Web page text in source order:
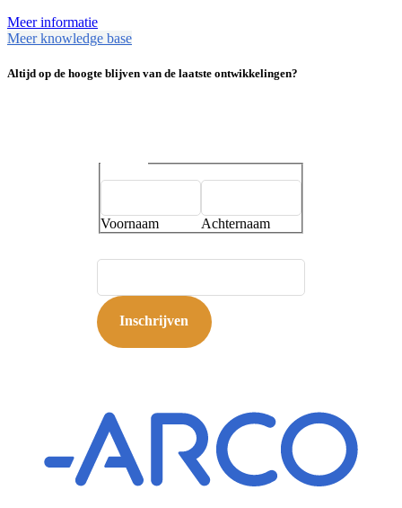
Meer informatie
Meer knowledge base
Altijd op de hoogte blijven van de laatste ontwikkelingen?
Voornaam
Achternaam
Inschrijven